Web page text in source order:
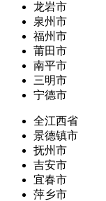
龙岩市
泉州市
福州市
莆田市
南平市
三明市
宁德市
全江西省
景德镇市
抚州市
吉安市
宜春市
萍乡市